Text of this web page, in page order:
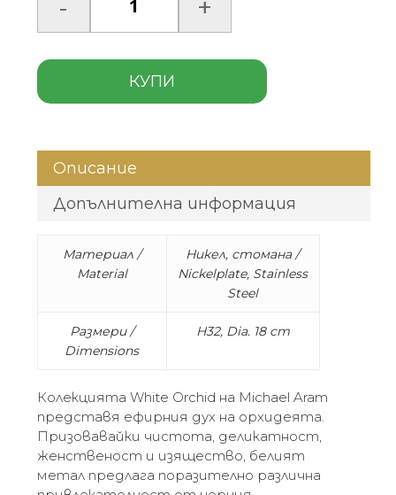
КУПИ
Описание
Допълнителна информация
Материал /
Material
Никел, стомана /
Nickelplate, Stainless
Steel
Размери /
Dimensions
H32, Dia. 18 cm
Колекцията White Orchid на Michael Aram
представя ефирния дух на орхидеята.
Призовавайки чистота, деликатност,
женственост и изящество, белият
метал предлага поразително различна